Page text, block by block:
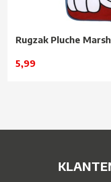
Rugzak Pluche
5,99